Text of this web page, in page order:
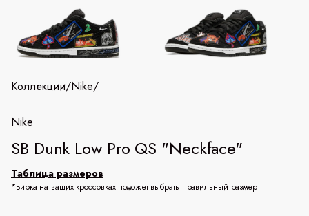
Коллекции/Nike/
Nike
SB Dunk Low Pro QS "Neckface"
Таблица размеров
*Бирка на ваших кроссовках поможет выбрать правильный размер